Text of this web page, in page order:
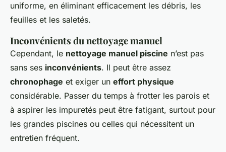
uniforme, en éliminant efficacement les débris, les
feuilles et les saletés.
Inconvénients du nettoyage manuel
Cependant, le nettoyage manuel piscine n’est pas
sans ses inconvénients. Il peut être assez
chronophage et exiger un effort physique
considérable. Passer du temps à frotter les parois et
à aspirer les impuretés peut être fatigant, surtout pour
les grandes piscines ou celles qui nécessitent un
entretien fréquent.